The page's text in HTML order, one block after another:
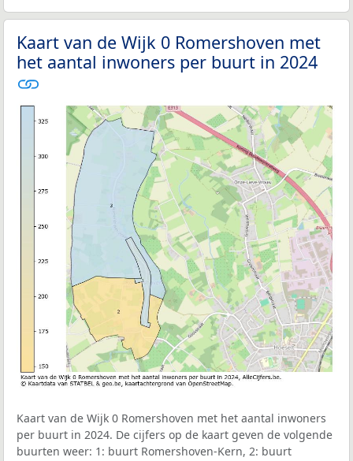
Kaart van de Wijk 0 Romershoven met
het aantal inwoners per buurt in 2024
Kaart van de Wijk 0 Romershoven met het aantal inwoners
per buurt in 2024. De cijfers op de kaart geven de volgende
buurten weer: 1: buurt Romershoven-Kern, 2: buurt